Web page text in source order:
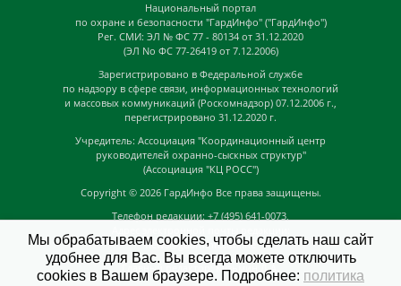
Национальный портал
по охране и безопасности "ГардИнфо" ("ГардИнфо")
Рег. СМИ: ЭЛ № ФС 77 - 80134 от 31.12.2020
(ЭЛ No ФС 77-26419 от 7.12.2006)
Зарегистрировано в Федеральной службе
по надзору в сфере связи, информационных технологий
и массовых коммуникаций (Роскомнадзор) 07.12.2006 г.,
перегистрировано 31.12.2020 г.
Учредитель: Ассоциация "Координационный центр
руководителей охранно-сыскных структур"
(Ассоциация "КЦ РОСС")
Copyright © 2026 ГардИнфо Все права защищены.
Телефон редакции: +7 (495) 641-0073,
news@guardinfo.online
Главный редактор: Кузьмин Д.А.
Мы обрабатываем cookies, чтобы сделать наш сайт
удобнее для Вас. Вы всегда можете отключить
cookies в Вашем браузере. Подробнее: политика